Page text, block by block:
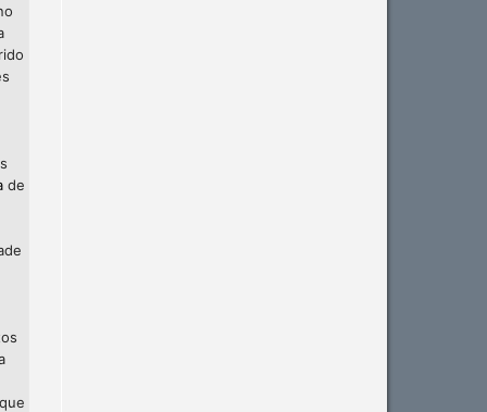
de